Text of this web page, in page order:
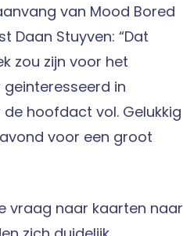
van Mood Bored
Daan Stuyven: “Dat
zou zijn voor het
in
hoofdact vol. Gelukkig
voor een groot
vraag naar kaarten naar